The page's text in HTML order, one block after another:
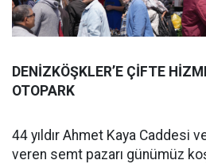
DENİZKÖŞKLER’E ÇİFTE
OTOPARK
44 yıldır Ahmet Kaya Caddesi
veren semt pazarı günümüz